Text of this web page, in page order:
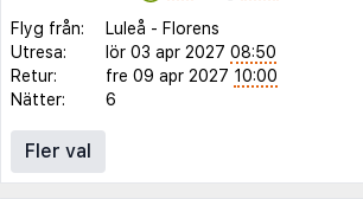
Flyg från: Luleå - Florens
Utresa:
lör 03 apr 2027 08:50
Retur:
fre 09 apr 2027 10:00
Nätter:
6
Fler val